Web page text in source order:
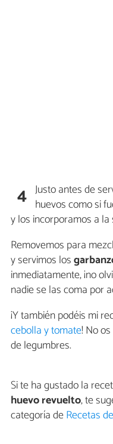
4 Justo antes de
huevos como si
y los incorporamos a la
Removemos para
y servimos los
inmediatamente, ¡no
nadie se las coma por
¡Y también podéis mi
cebolla y tomate! No
de legumbres.
Si te ha gustado la
huevo revuelto, te
categoría deRecetas